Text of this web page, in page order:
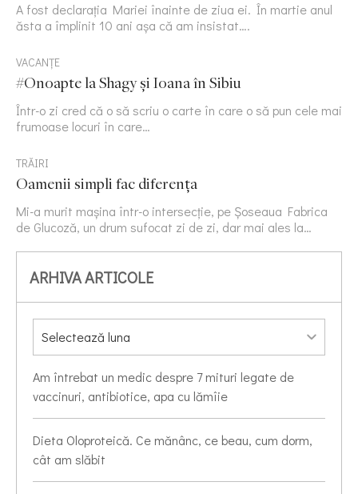
A fost declarația Mariei înainte de ziua ei. În martie anul
ăsta a împlinit 10 ani așa că am insistat….
VACANȚE
#Onoapte la Shagy și Ioana în Sibiu
Într-o zi cred că o să scriu o carte în care o să pun cele mai
frumoase locuri în care…
TRĂIRI
Oamenii simpli fac diferența
Mi-a murit mașina într-o intersecție, pe Șoseaua Fabrica
de Glucoză, un drum sufocat zi de zi, dar mai ales la…
ARHIVA ARTICOLE
Am întrebat un medic despre 7 mituri legate de
vaccinuri, antibiotice, apa cu lămîie
Dieta Oloproteică. Ce mănânc, ce beau, cum dorm,
cât am slăbit